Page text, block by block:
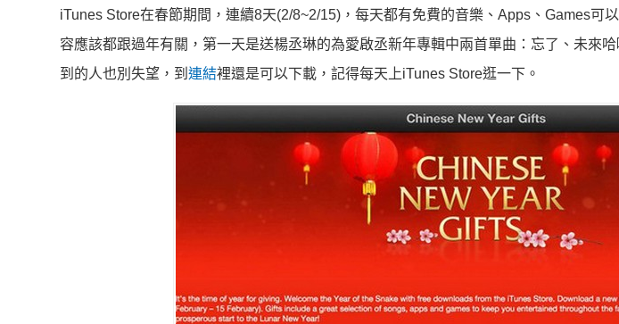
iTunes Store在春節期間，連續8天(2/8~2/15)，每天都有免費的音樂、Apps、Games可
容應該都跟過年有關，第一天是送楊丞琳的為愛啟丞新年專輯中兩首單曲：忘了、未來
到的人也別失望，到 連結裡還是可以下載，記得每天上iTunes Store逛一下。